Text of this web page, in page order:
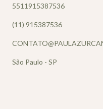
5511915387536
(11) 915387536
São Paulo - SP